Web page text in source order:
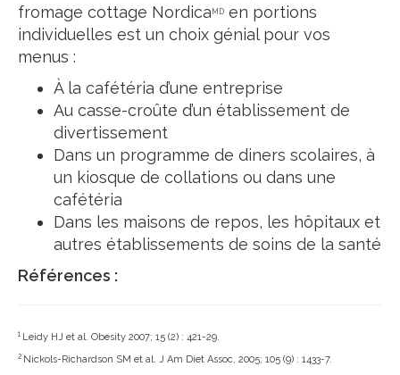
fromage cottage Nordica MD en portions
individuelles est un choix génial pour vos
menus :
À la cafétéria d’une entreprise
Au casse-croûte d’un établissement de
divertissement
Dans un programme de diners scolaires, à
un kiosque de collations ou dans une
cafétéria
Dans les maisons de repos, les hôpitaux et
autres établissements de soins de la santé
Références :
1 Leidy HJ et al. Obesity 2007; 15 (2) : 421-29.
2 Nickols-Richardson SM et al. J Am Diet Assoc, 2005; 105 (9) : 1433-7.